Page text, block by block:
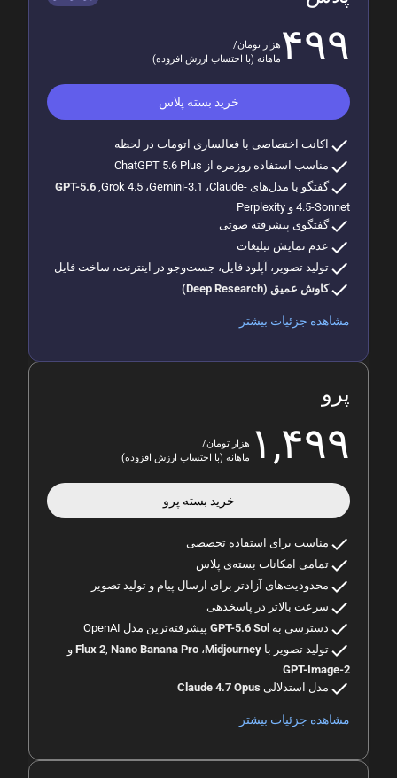
۴۹۹ هزار تومان/
ماهانه (با احتساب ارزش افزوده)
خرید بسته پلاس
check اکانت اختصاصی با فعالسازی اتومات در لحظه
check مناسب استفاده روزمره از ChatGPT 5.6 Plus
checkگفتگو با مدل‌های GPT-5.6 ,Grok 4.5 ،Gemini-3.1 ،Claude-
4.5-Sonnet و Perplexity
checkگفتگوی پیشرفته صوتی
check عدم نمایش تبلیغات
check تولید تصویر، آپلود فایل، جست‌وجو در اینترنت، ساخت فایل
checkکاوش عمیق (Deep Research)
مشاهده جزئیات بیشتر
پرو
۱,۴۹۹ هزار تومان/
ماهانه (با احتساب ارزش افزوده)
خرید بسته پرو
check مناسب برای استفاده تخصصی
check تمامی امکانات بسته‌ی پلاس
check محدودیت‌های آزادتر برای ارسال پیام و تولید تصویر
check سرعت بالاتر در پاسخدهی
check دسترسی به GPT-5.6 Sol پیشرفته‌ترین مدل OpenAI
check تولید تصویر با Flux 2, Nano Banana Pro ،Midjourney
و
GPT-Image-2
check مدل استدلالی Claude 4.7 Opus
مشاهده جزئیات بیشتر